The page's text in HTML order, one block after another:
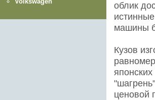
облик
машины
Кузов
ценовой